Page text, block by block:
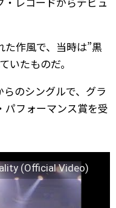
作風で、当時は”黒
いたものだ。
のシングルで、グラ
パフォーマンス賞を受
(Official Video)